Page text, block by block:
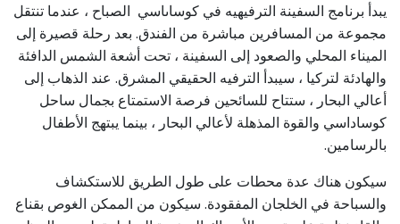
يبدأ برنامج السفينة الترفيهيه في كوساىاسي الصباح ، عندما تنتقل
مجموعة من المسافرين مباشرة من الفندق. بعد رحلة قصيرة إلى
الميناء المحلي والصعود إلى السفينة ، تحت أشعة الشمس الدافئة
والهادئة لتركيا ، سيبدأ الترفيه الحقيقي المشرق. عند الذهاب إلى
أعالي البحار ، ستتاح للسائحين فرصة الاستمتاع بجمال ساحل
كوساداسي والقوة المذهلة لأعالي البحار ، بينما يبتهج الأطفال
بالرسامين.
سيكون هناك عدة محطات على طول الطريق للاستكشاف
والسباحة في الخلجان المفقودة. سيكون من الممكن الغوص بقناع